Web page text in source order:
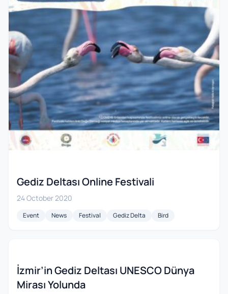
Gediz Deltası Online Festivali
24 October 2020
Event News Festival Gediz Delta Bird
İzmir’in Gediz Deltası UNESCO Dünya
Mirası Yolunda